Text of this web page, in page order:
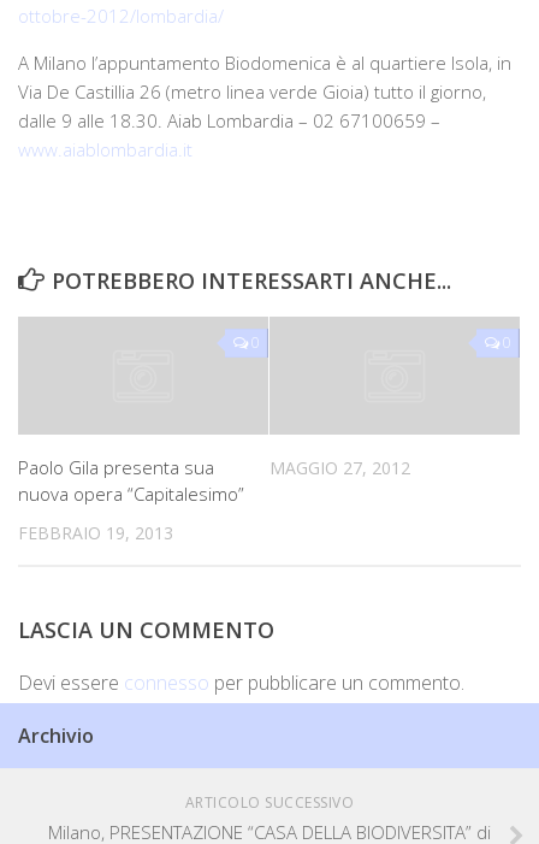
ottobre-2012/lombardia/
A Milano l’appuntamento Biodomenica è al quartiere Isola, in
Via De Castillia 26 (metro linea verde Gioia) tutto il giorno,
dalle 9 alle 18.30. Aiab Lombardia – 02 67100659 –
www.aiablombardia.it
POTREBBERO INTERESSARTI ANCHE...
0
Paolo Gila presenta sua
nuova opera “Capitalesimo”
FEBBRAIO 19, 2013
0
MAGGIO 27, 2012
LASCIA UN COMMENTO
Devi essere connesso per pubblicare un commento.
Archivio
ARTICOLO SUCCESSIVO
Milano, PRESENTAZIONE “CASA DELLA BIODIVERSITA” di